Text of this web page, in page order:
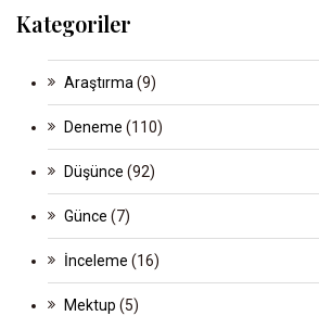
Kategoriler
Araştırma(9)
Deneme (110)
Düşünce (92)
Günce (7)
İnceleme (16)
Mektup (5)